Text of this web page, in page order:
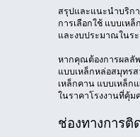
สรุปและแนะนำบริก
การเลือกใช้ แบบเห
และงบประมาณในระ
หากคุณต้องการผลลั
แบบเหล็กหล่อสมุทรส
เหล็กคาน แบบเหล็ก
ในราคาโรงงานที่คุ้ม
ช่องทางการติ